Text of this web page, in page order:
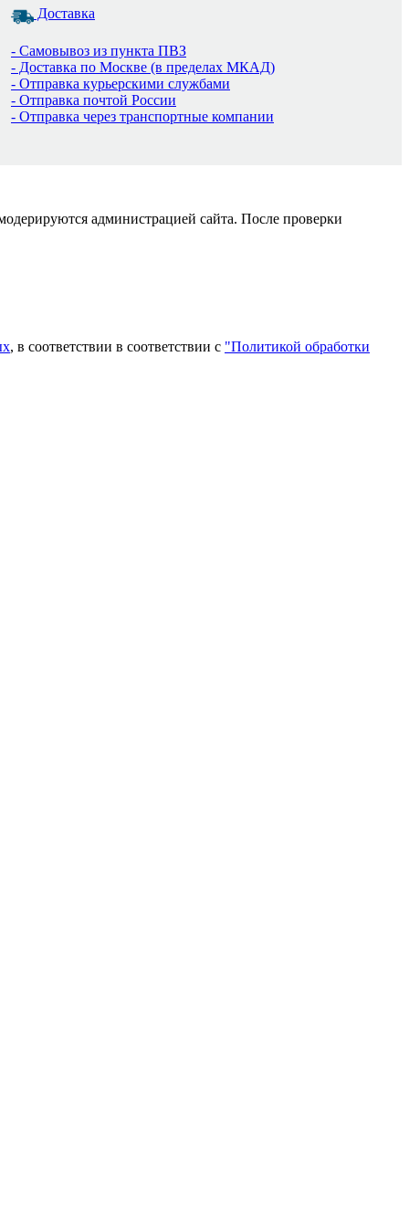
Доставка
- Самовывоз из пункта ПВЗ
- Доставка по Москве (в пределах МКАД)
- Отправка курьерскими службами
- Отправка почтой России
- Отправка через транспортные компании
администрацией сайта. После проверки
, в соответствии в соответствии с "Политикой обработки